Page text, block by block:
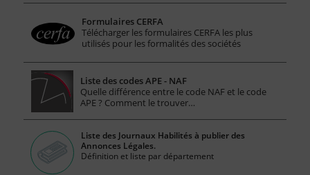
Formulaires CERFA
Télécharger les formulaires CERFA les plus
utilisés pour les formalités des sociétés
Liste des codes APE - NAF
Quelle différence entre le code NAF et le code
APE ? Comment le trouver…
Liste des Journaux Habilités à publier des
Annonces Légales.
Définition et liste par département